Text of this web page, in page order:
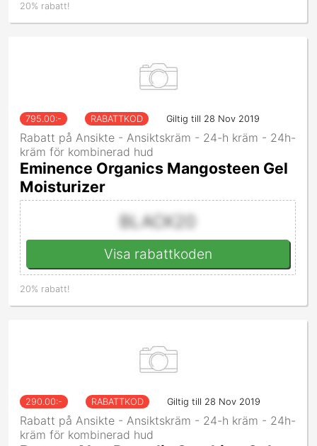
20% rabatt!
795.00:- RABATTKOD Giltig till 28 Nov 2019
Rabatt på Ansikte - Ansiktskräm - 24-h kräm - 24h-
kräm för kombinerad hud
Eminence Organics Mangosteen Gel
Moisturizer
BLACK20
Visa rabattkoden
20% rabatt!
290.00:- RABATTKOD Giltig till 28 Nov 2019
Rabatt på Ansikte - Ansiktskräm - 24-h kräm - 24h-
kräm för kombinerad hud